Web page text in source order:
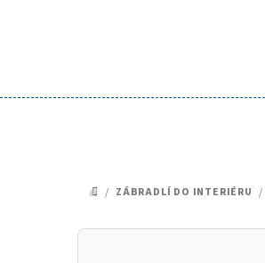
DOMŮ
/ ZÁBRADLÍ DO INTERIÉRU /
P